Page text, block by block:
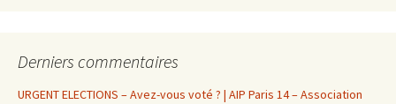
Derniers commentaires
URGENT ELECTIONS – Avez-vous voté ? | AIP Paris 14 – Association